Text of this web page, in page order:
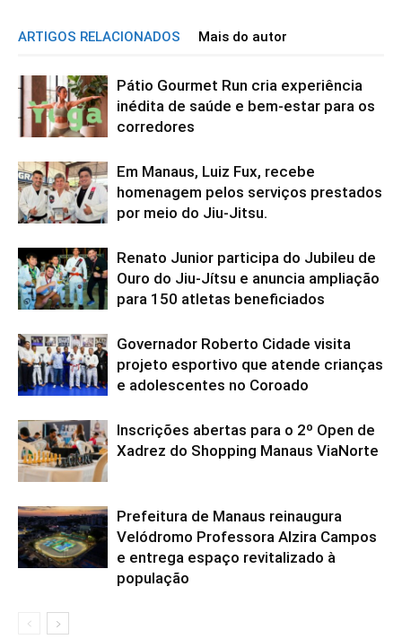
ARTIGOS RELACIONADOS Mais do autor
Pátio Gourmet Run cria experiência
inédita de saúde e bem-estar para os
corredores
Em Manaus, Luiz Fux, recebe
homenagem pelos serviços prestados
por meio do Jiu-Jitsu.
Renato Junior participa do Jubileu de
Ouro do Jiu-Jítsu e anuncia ampliação
para 150 atletas beneficiados
Governador Roberto Cidade visita
projeto esportivo que atende crianças
e adolescentes no Coroado
Inscrições abertas para o 2º Open de
Xadrez do Shopping Manaus ViaNorte
Prefeitura de Manaus reinaugura
Velódromo Professora Alzira Campos
e entrega espaço revitalizado à
população